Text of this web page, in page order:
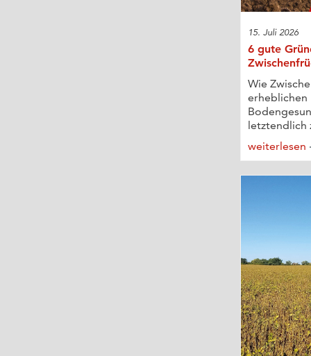
15. Juli 2026
6 gute
Wie
erheblichen
letztendlich
weiterlesen